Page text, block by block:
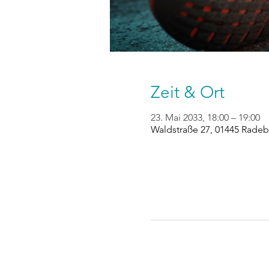
Zeit & Ort
23. Mai 2033, 18:00 – 19:00
Waldstraße 27, 01445